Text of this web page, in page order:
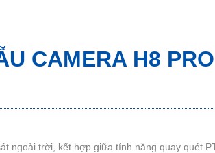
CAMERA H8 PRO
ngoài trời, kết hợp giữa tính năng quay quét